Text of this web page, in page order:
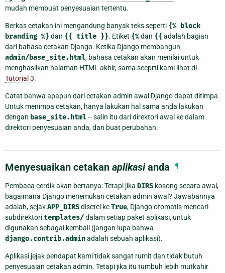
mudah membuat penyesuaian tertentu.
Berkas cetakan ini mengandung banyak teks seperti {% block
branding %} dan {{ title }}. Etiket {%dan {{ adalah bagian
dari bahasa cetakan Django. Ketika Django membangun
admin/base_site.html, bahasa cetakan akan menilai untuk
menghasilkan halaman HTML akhir, sama seeprti kami lihat di
Tutorial 3.
Catat bahwa apapun dari cetakan admin awal Django dapat ditimpa.
Untuk menimpa cetakan, hanya lakukan hal sama anda lakukan
dengan base_site.html-- salin itu dari direktori awal ke dalam
direktori penyesuaian anda, dan buat perubahan.
Menyesuaikan cetakan aplikasianda ¶
Pembaca cerdik akan bertanya: Tetapi jika DIRS kosong secara awal,
bagaimana Django menemukan cetakan admin awal? Jawabannya
adalah, sejakAPP_DIRSdisetel keTrue, Django otomatis mencari
subdirektoritemplates/dalam setiap paket aplikasi, untuk
digunakan sebagai kembali (jangan lupa bahwa
django.contrib.adminadalah sebuah aplikasi).
Aplikasi jejak pendapat kami tidak sangat rumit dan tidak butuh
penyesuaian cetakan admin. Tetapi jika itu tumbuh lebih mutkahir